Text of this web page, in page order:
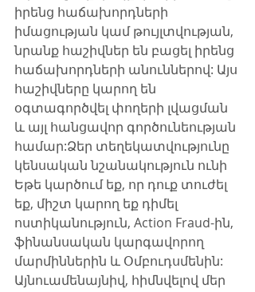
իրենց հաճախորդների
իմացության կամ թույլտվության,
նրանք հաշիվներ են բացել իրենց
հաճախորդների անուններով: Այս
հաշիվները կարող են
օգտագործվել փողերի լվացման
և այլ հանցավոր գործունեության
համար:​Ձեր տեղեկատվությունը
կենսական նշանակություն ունի​
Եթե կարծում եք, որ դուք տուժել
եք, միշտ կարող եք դիմել
ոստիկանություն, Action Fraud-ին,
ֆինանսական կարգավորող
մարմիններին և Օմբուդսմենին:
Այնուամենայնիվ, հիմնվելով մեր